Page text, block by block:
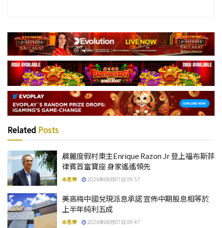
Related Posts
晨麗度假村東主Enrique Razon Jr 登上福布斯菲
律賓首富寶座 身家遙遙領先
本思齊 2026年08月07日 09:57
美高梅中國兌現派息承諾 宣佈中期股息相等於
上半年純利五成
本思齊 2026年08月07日 09:47